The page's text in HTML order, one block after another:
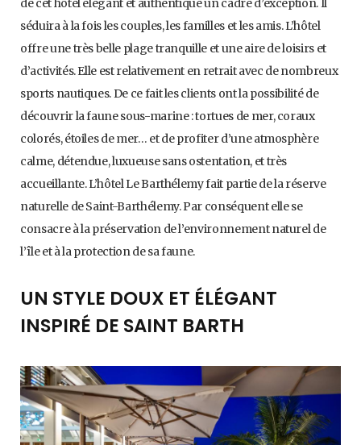
de cet hôtel élégant et authentique un cadre d’exception. Il
séduira à la fois les couples, les familles et les amis. L’hôtel
offre une très belle plage tranquille et une aire de loisirs et
d’activités. Elle est relativement en retrait avec de nombreux
sports nautiques. De ce fait les clients ont la possibilité de
découvrir la faune sous-marine : tortues de mer, coraux
colorés, étoiles de mer… et de profiter d’une atmosphère
calme, détendue, luxueuse sans ostentation, et très
accueillante. L’hôtel Le Barthélemy fait partie de la réserve
naturelle de Saint-Barthélemy. Par conséquent elle se
consacre à la préservation de l’environnement naturel de
l’île et à la protection de sa faune.
UN STYLE DOUX ET ÉLÉGANT
INSPIRÉ DE SAINT BARTH